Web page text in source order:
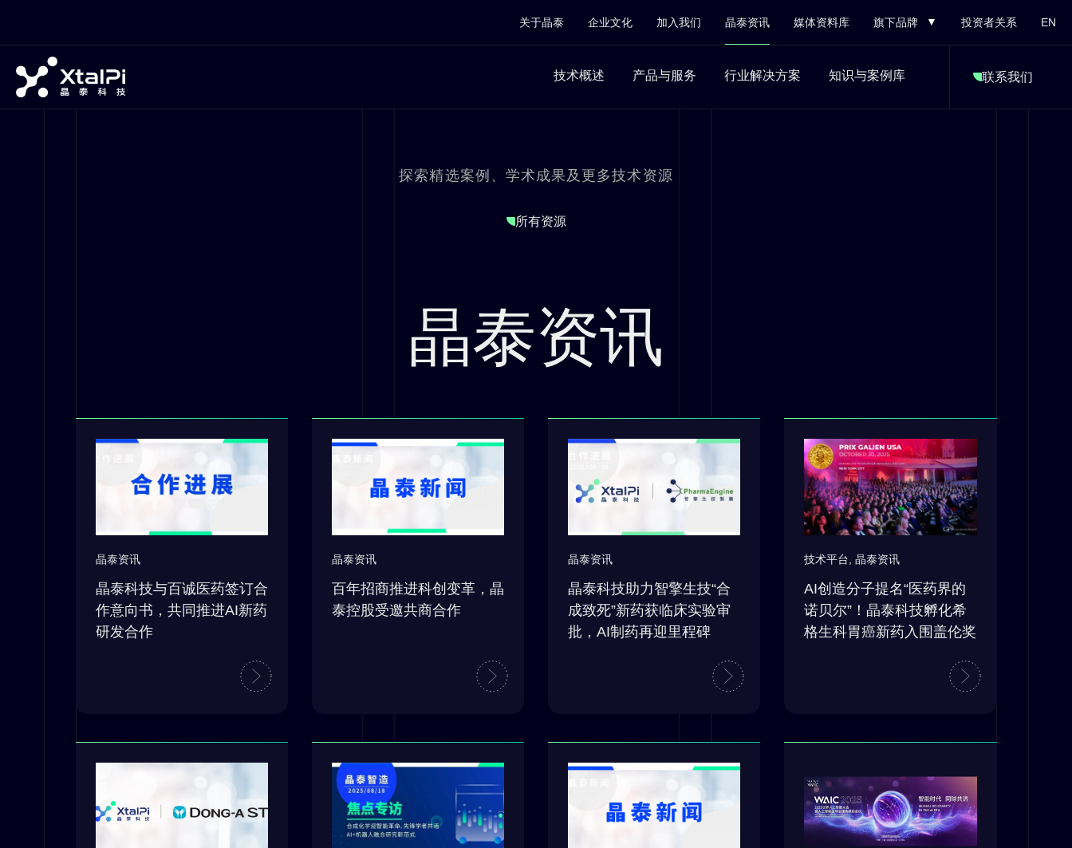
关于晶泰 企业文化 加入我们 晶泰资讯 媒体资料库 旗下品牌 投资者关系 EN
技术概述 产品与服务 行业解决方案 知识与案例库 联系我们
探索精选案例、学术成果及更多技术资源
所有资源
晶泰资讯
晶泰资讯
晶泰科技与百诚医药签订合
作意向书，共同推进AI新药
研发合作
晶泰资讯
百年招商推进科创变革，晶
泰控股受邀共商合作
晶泰资讯
晶泰科技助力智擎生技“合
成致死”新药获临床实验审
批，AI制药再迎里程碑
技术平台 ,晶泰资讯
AI创造分子提名“医药界的
诺贝尔”！晶泰科技孵化希
格生科胃癌新药入围盖伦奖